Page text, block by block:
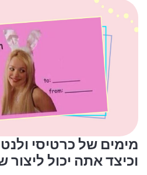
וכיצד אתה יכול